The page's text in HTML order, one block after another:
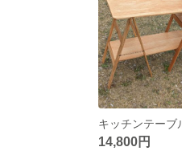
14,800円